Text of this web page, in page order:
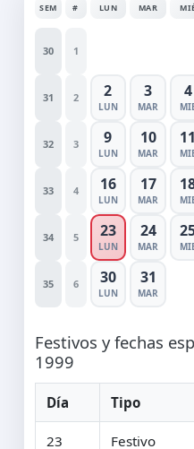
SEM # LUN MAR
30 1
31 2 2
LUN
3
MAR
4
32 3 9
LUN
10
MAR
11
33 4 16
LUN
17
MAR
34 5 23
LUN
24
MAR
35 6 30
LUN
31
MAR
Festivos y fechas
1999
Día Tipo
23 Festivo